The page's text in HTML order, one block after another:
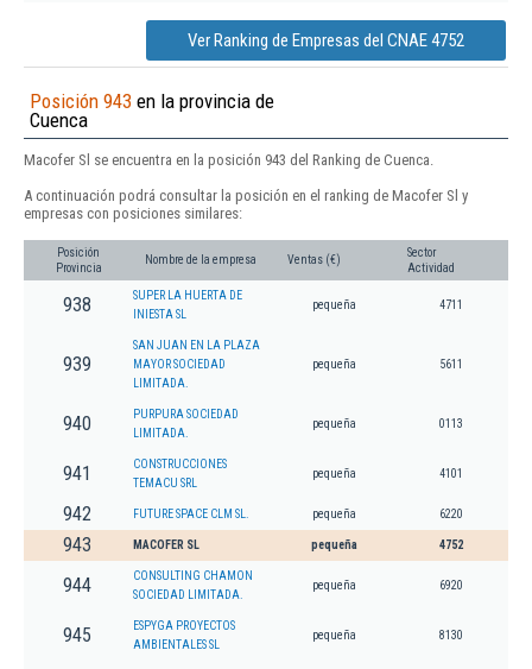
Ver Ranking de Empresas del CNAE 4752
Posición 943 en la provincia de
Cuenca
Macofer Sl se encuentra en la posición 943 del Ranking de Cuenca.
A continuación podrá consultar la posición en el ranking de Macofer Sl y
empresas con posiciones similares:
Posición
Provincia
Nombre de la empresa Ventas (€)
Sector
Actividad
938
SUPER LA HUERTA DE
INIESTA SL
pequeña 4711
939
SAN JUAN EN LA PLAZA
MAYOR SOCIEDAD
LIMITADA.
pequeña 5611
940
PURPURA SOCIEDAD
LIMITADA.
pequeña 0113
941
CONSTRUCCIONES
TEMACU SRL
pequeña 4101
942 FUTURE SPACE CLM SL. pequeña 6220
943 MACOFER SL pequeña 4752
944
CONSULTING CHAMON
SOCIEDAD LIMITADA.
pequeña 6920
945
ESPYGA PROYECTOS
AMBIENTALES SL
pequeña 8130